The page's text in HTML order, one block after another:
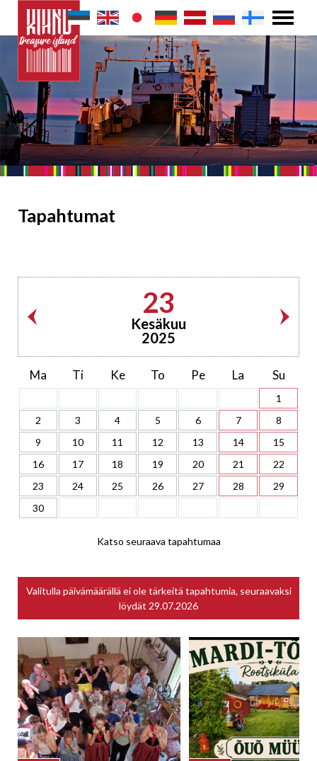
Tapahtumat
23
Kesäkuu
2025
Ma Ti Ke To Pe La Su
1
2
3 4 5 6 7
8
9
10 11 12 13 14
15
16
17 18 19 20 21
22
23
24 25 26 27 28
29
30
Katso seuraava tapahtumaa
Valitulla päivämäärällä ei ole tärkeitä tapahtumia, seuraavaksi
löydät 29.07.2026